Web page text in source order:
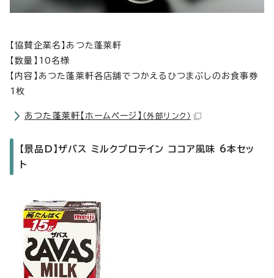
【協賛企業名】あつた蓬莱軒
【数量】10名様
【内容】あつた蓬莱軒各店舗でつかえるひつまぶしのお食事券
1枚
あつた蓬莱軒【ホームページ】 （外部リンク）
【景品D】ザバス ミルクプロテイン ココア風味 6本セッ
ト